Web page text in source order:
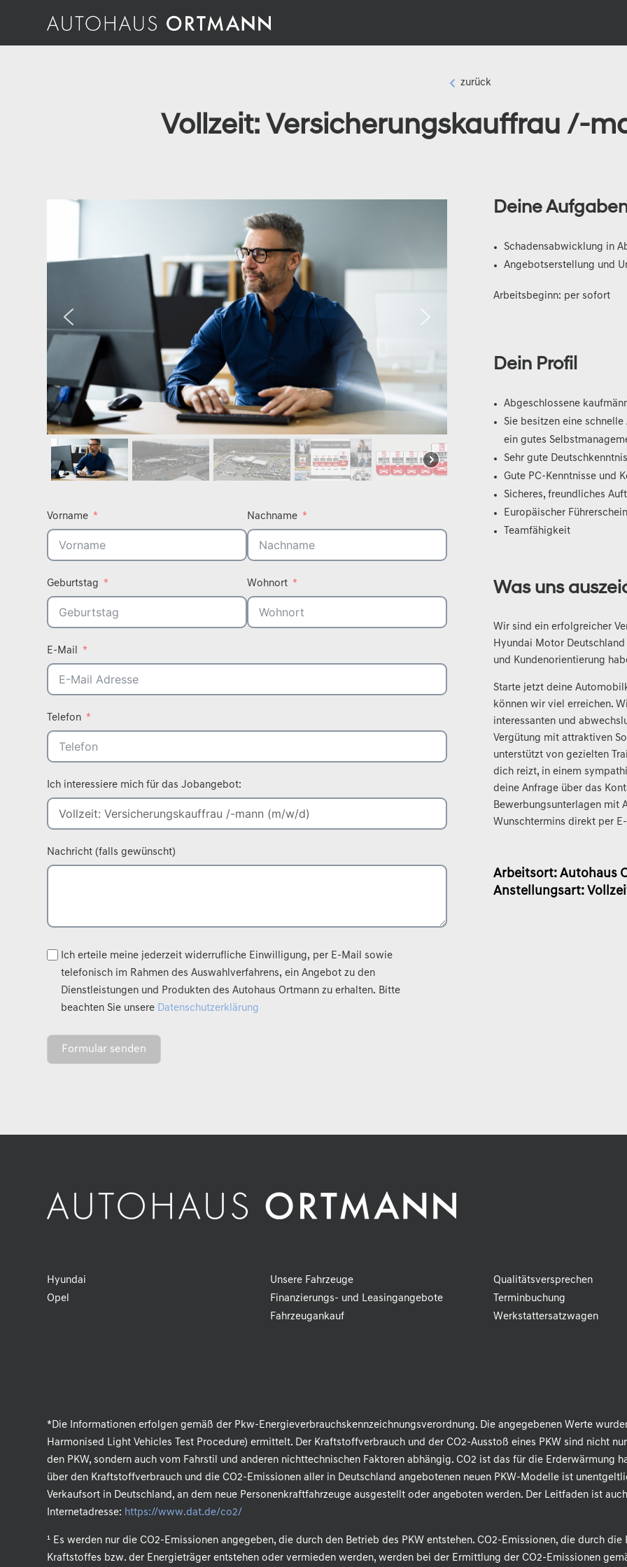
 zurück
Vollzeit: Versicherungskauffrau /-
Vorname Nachname
Geburtstag Wohnort
E-Mail
Telefon
Ich interessiere mich für das Jobangebot:
Nachricht (falls gewünscht)
Ich erteile meine jederzeit widerrufliche Einwilligung, per E-Mail sowie
telefonisch im Rahmen des Auswahlverfahrens, ein Angebot zu den
Dienstleistungen und Produkten des Autohaus Ortmann zu erhalten. Bitte
beachten Sie unsere Datenschutzerklärung
Formular senden
t
:
Deine
Schadensabwicklung in
Angebotserstellung und
Arbeitsbeginn: per sofort
Dein Profil
Abgeschlossene
Sie besitzen eine
ein gutes
Sehr gute
Gute PC-Kenntnisse und
Sicheres, freundliches
Europäischer
Teamfähigkeit
Was uns
Wir sind ein erfolgreicher
Hyundai Motor
und Kundenorientierung
Starte jetzt deine
können wir viel erreichen.
interessanten und
Vergütung mit attraktiven
unterstützt von gezielten
dich reizt, in einem
deine Anfrage über das
Bewerbungsunterlagen mit
Wunschtermins direkt per
Arbeitsort: Autohaus
Anstellungsart:
Hyundai
Opel
Unsere Fahrzeuge
Finanzierungs- und Leasingangebote
Fahrzeugankauf
Qualitätsversprechen
Terminbuchung
Werkstattersatzwagen
*Die Informationen erfolgen gemäß der Pkw-Energieverbrauchskennzeichnungsverordnung. Die angegebenen Werte
Harmonised Light Vehicles Test Procedure) ermittelt. Der Kraftstoffverbrauch und der CO2-Ausstoß eines PKW sind nicht
den PKW, sondern auch vom Fahrstil und anderen nichttechnischen Faktoren abhängig. CO2 ist das für die
über den Kraftstoffverbrauch und die CO2-Emissionen aller in Deutschland angebotenen neuen PKW-Modelle ist
Verkaufsort in Deutschland, an dem neue Personenkraftfahrzeuge ausgestellt oder angeboten werden. Der Leitfaden ist
Internetadresse: https://www.dat.de/co2/
¹ Es werden nur die CO2-Emissionen angegeben, die durch den Betrieb des PKW entstehen. CO2-Emissionen, die durch
Kraftstoffes bzw. der Energieträger entstehen oder vermieden werden, werden bei der Ermittlung der CO2-Emissionen